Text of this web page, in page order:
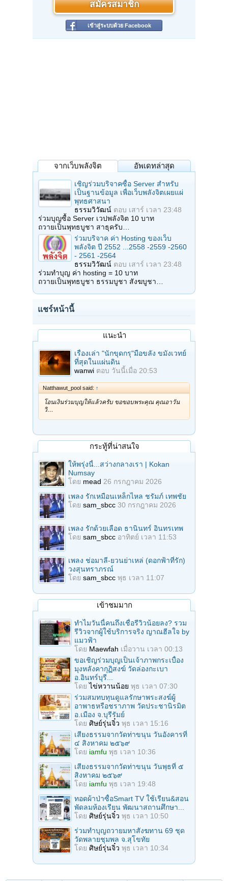
สมัครสมาชิก
เข้าสู่ระบบด้วย Facebook
จากเว็บพลังจิต อัพเดทล่าสุด
เชิญร่วมบริจาคซื้อ Server สำหรับ
เป็นฐานข้อมูล เพื่อเว็บพลังจิตเผยแผ่
พุทธศาสนา
ธรรมวิวัฒน์ ตอบ เสาร์ เวลา 23:48
ร่วมบุญซื้อ Server เวปพลังจิต 10 บาท
ถวายเป็นพุทธบูชา สาธุครับ…
ร่วมบริจาค ค่า Hosting ของเว็บ
พลังจิต ปี 2552 ...2558 -2559 -2560
- 2561 -2564
ธรรมวิวัฒน์ ตอบ เสาร์ เวลา 23:48
ร่วมทำบุญ ค่า hosting = 10 บาท
ถวายเป็นพุทธบูชา ธรรมบูชา สังฆบูชา…
แชร์หน้านี้
แนะนำ
เรื่องเล่า "นักขุดกรุ"มือขลัง ขมังเวทย์
ที่สุดในแผ่นดิน
wanwi ตอบ วันนี้เมื่อ 20:53
Natthawut_pool said: ↑
โอนเงินร่วมบุญให้แล้วครับ ขอขอบพระคุณ คุณอาวัน
วิ…
กระทู้ที่น่าสนใจ
ให้พรุ่งนี้...สว่างกลางเรา | Kokan
Numsay
โดย mead 26 กรกฎาคม 2026
เพลง รักเหมือนเหล็กไหล ชรัมภ์ เทพชัย
โดย sam_sbcc 30 กรกฎาคม 2026
เพลง รักด้วยเลือด ธานินทร์ อินทรเทพ
โดย sam_sbcc อาทิตย์ เวลา 11:53
เพลง ช่อมาลี-ยวนย่าเหล่ (ดอกฟ้าที่รัก)
วงสุนทราภรณ์
โดย sam_sbcc พุธ เวลา 11:07
เข้าชมมาก
ทำไมวันนี้คนถึงเชื่อรีวิวน้อยลง? รวม
รีวิวจากผู้ใช้บริการจริง ญาณฮีลใจ by
แมวฟ้า
โดย Maewfah เมื่อวาน เวลา 00:13
ขอเชิญร่วมบุญเป็นเจ้าภาพกระเบื้อง
มุงหลังคากุฏิสงฆ์ วัดล่องกะเบา
อ.อินทร์บุรี...
โดยไข่หวานน้อย พุธ เวลา 07:30
ร่วมสมทบทุนดูแลรักษาพระสงฆ์ผู้
อาพาธหรือชราภาพ วัดประชานิรมิต
อ.เมือง จ.บุรีรัมย์
โดย ศิษย์รุ่นจิ๋ว พุธ เวลา 15:16
เสียงธรรมจากวัดท่าขนุน วันอังคารที่
๔ สิงหาคม ๒๕๖๙
โดย iamfu พุธ เวลา 10:36
เสียงธรรมจากวัดท่าขนุน วันพุธที่ ๕
สิงหาคม ๒๕๖๙
โดย iamfu พุธ เวลา 19:48
ทอดผ้าป่าซื้อSmart TV ใช้เรียน&สอน
พัดลมห้องเรียน พัฒนาสถานศึกษา...
โดย ศิษย์รุ่นจิ๋ว พุธ เวลา 10:50
ร่วมทําบุญถวายมหาสังฆทาน 69 ชุด
วัดพลายชุมพล จ.สุโขทัย
โดย ศิษย์รุ่นจิ๋ว พุธ เวลา 10:34